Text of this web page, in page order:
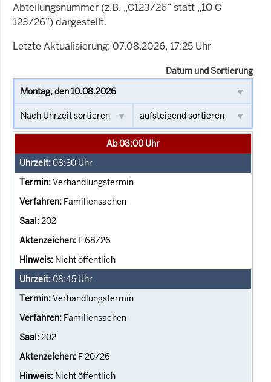
Abteilungsnummer (z.B. „C123/26” statt „10 C
123/26”) dargestellt.
Letzte Aktualisierung: 07.08.2026, 17:25 Uhr
Datum und Sortierung
Ab 08:00 Uhr
08:30 Uhr
Verhandlungstermin
Familiensachen
202
F 68/26
Nicht öffentlich
08:45 Uhr
Verhandlungstermin
Familiensachen
202
F 20/26
Nicht öffentlich